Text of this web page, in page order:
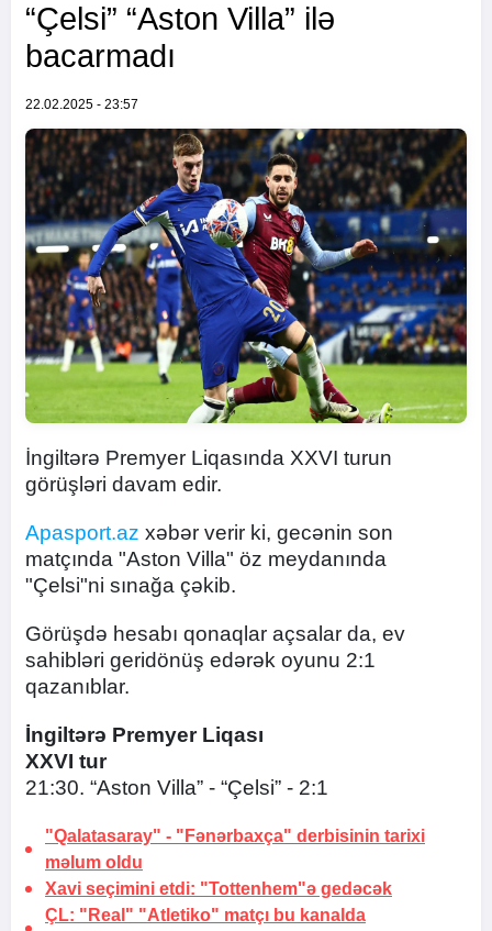
“Çelsi” “Aston Villa” ilə
bacarmadı
22.02.2025 - 23:57
İngiltərə Premyer Liqasında XXVI turun
görüşləri davam edir.
Apasport.az xəbər verir ki, gecənin son
matçında "Aston Villa" öz meydanında
"Çelsi"ni sınağa çəkib.
Görüşdə hesabı qonaqlar açsalar da, ev
sahibləri geridönüş edərək oyunu 2:1
qazanıblar.
İngiltərə Premyer Liqası
XXVI tur
21:30. “Aston Villa” - “Çelsi” - 2:1
"Qalatasaray" - "Fənərbaxça" derbisinin tarixi
məlum oldu
Xavi seçimini etdi: "Tottenhem"ə gedəcək
ÇL: "Real" "Atletiko" matçı bu kanalda